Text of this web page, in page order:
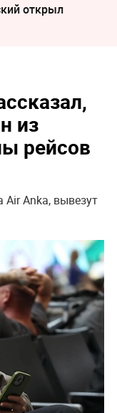
открыл
из
рейсов
Air Anka, вывезут